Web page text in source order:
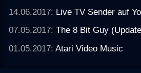
14.06.2017: Live TV Sender auf
07.05.2017:The 8 Bit Guy
01.05.2017:Atari Video Music